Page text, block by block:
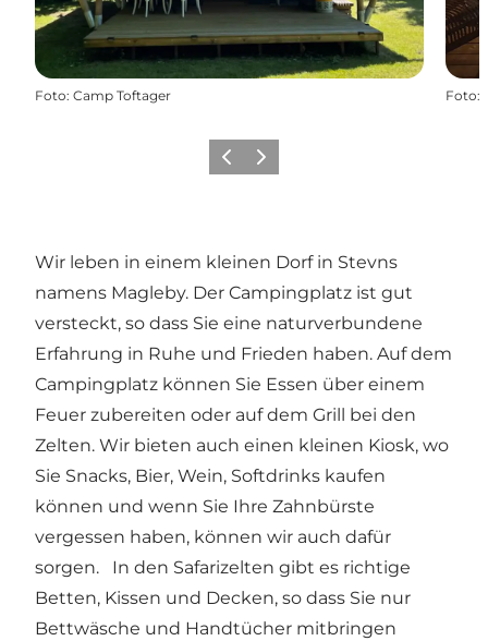
Foto: Camp Toftager Foto:
ZurückWeiter
Wir leben in einem kleinen Dorf in Stevns
namens Magleby. Der Campingplatz ist gut
versteckt, so dass Sie eine naturverbundene
Erfahrung in Ruhe und Frieden haben. Auf dem
Campingplatz können Sie Essen über einem
Feuer zubereiten oder auf dem Grill bei den
Zelten. Wir bieten auch einen kleinen Kiosk, wo
Sie Snacks, Bier, Wein, Softdrinks kaufen
können und wenn Sie Ihre Zahnbürste
vergessen haben, können wir auch dafür
sorgen. In den Safarizelten gibt es richtige
Betten, Kissen und Decken, so dass Sie nur
Bettwäsche und Handtücher mitbringen